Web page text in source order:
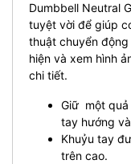
Dumbbell Neutral
tuyệt vời để giúp
thuật chuyển
hiện và xem hình
chi tiết.
Giữ một quả
tay hướng
Khuỷu tay
trên cao.